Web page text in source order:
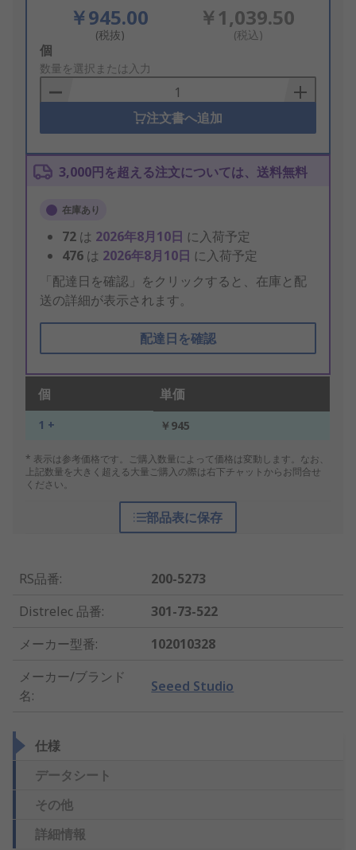
￥945.00
(税抜)
￥1,039.50
(税込)
Add
to
Basket
個
数量を選択または入力
注文書へ追加
3,000円を超える注文については、送料無料
在庫あり
72 は 2026年8月10日 に入荷予定
476 は 2026年8月10日 に入荷予定
「配達日を確認」をクリックすると、在庫と配
送の詳細が表示されます。
配達日を確認
個 単価
1 + ￥945
* 表示は参考価格です。ご購入数量によって価格は変動します。なお、
上記数量を大きく超える大量ご購入の際は右下チャットからお問合せ
ください。
部品表に保存
RS品番:
200-5273
Distrelec 品番:
301-73-522
メーカー型番:
102010328
メーカー/ブランド
名:
Seeed Studio
仕様
データシート
その他
詳細情報